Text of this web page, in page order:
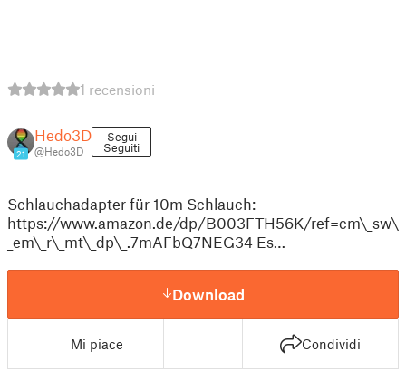
1 recensioni
21
Hedo3D
@Hedo3D
Segui
Seguiti
Schlauchadapter für 10m Schlauch:
https://www.amazon.de/dp/B003FTH56K/ref=cm\_sw\
_em\_r\_mt\_dp\_.7mAFbQ7NEG34 Es…
Download
Mi piace Condividi